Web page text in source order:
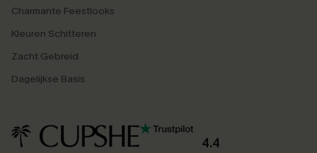
Charmante Feestlooks
Kleuren Schitteren
Zacht Gebreid
Dagelijkse Basis
4.4